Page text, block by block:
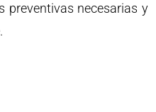
preventivas necesarias y